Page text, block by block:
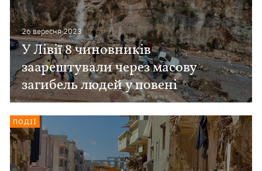
26 вересня 2023
У Лівії 8 чиновників
заарештували через масову
загибель людей у повені
ПОДІЇ